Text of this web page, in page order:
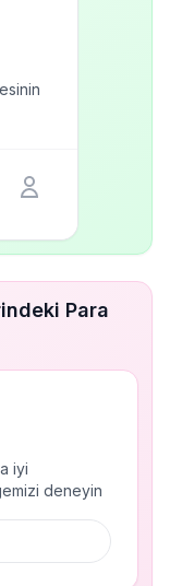
Para
iyi
deneyin